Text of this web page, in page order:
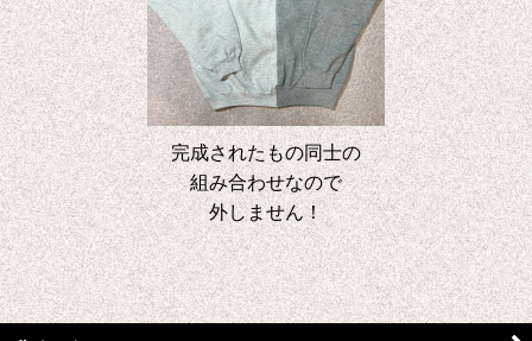
完成されたもの同士の
組み合わせなので
外しません！